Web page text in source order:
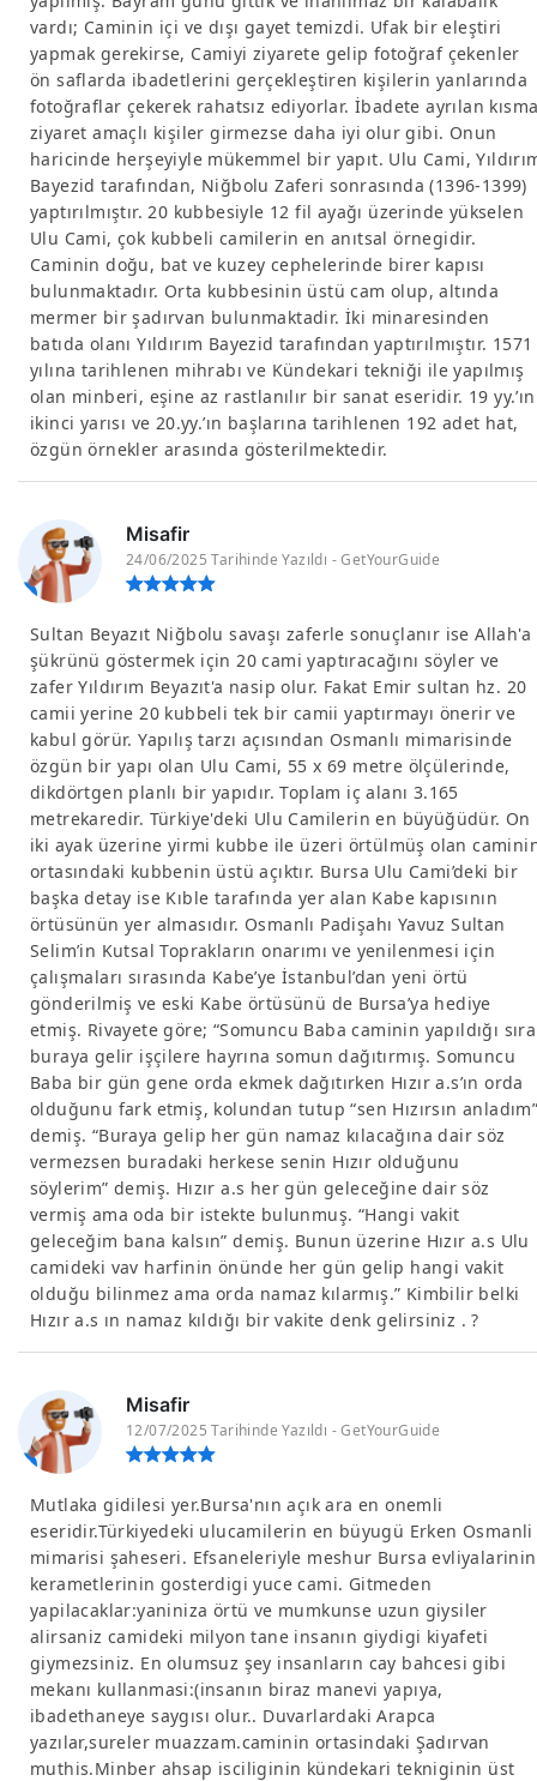
vardı; Caminin içi ve dışı gayet temizdi. Ufak bir eleştiri
yapmak gerekirse, Camiyi ziyarete gelip fotoğraf çekenler
ön saflarda ibadetlerini gerçekleştiren kişilerin yanlarında
fotoğraflar çekerek rahatsız ediyorlar. İbadete ayrılan
ziyaret amaçlı kişiler girmezse daha iyi olur gibi. Onun
haricinde herşeyiyle mükemmel bir yapıt. Ulu Cami,
Bayezid tarafından, Niğbolu Zaferi sonrasında (1396-1399)
yaptırılmıştır. 20 kubbesiyle 12 fil ayağı üzerinde yükselen
Ulu Cami, çok kubbeli camilerin en anıtsal örnegidir.
Caminin doğu, bat ve kuzey cephelerinde birer kapısı
bulunmaktadır. Orta kubbesinin üstü cam olup, altında
mermer bir şadırvan bulunmaktadir. İki minaresinden
batıda olanı Yıldırım Bayezid tarafından yaptırılmıştır. 1571
yılına tarihlenen mihrabı ve Kündekari tekniği ile yapılmış
olan minberi, eşine az rastlanılır bir sanat eseridir. 19 yy.’ın
ikinci yarısı ve 20.yy.’ın başlarına tarihlenen 192 adet hat,
özgün örnekler arasında gösterilmektedir.
Misafir
24/06/2025 Tarihinde Yazıldı - GetYourGuide
Sultan Beyazıt Niğbolu savaşı zaferle sonuçlanır ise Allah'a
şükrünü göstermek için 20 cami yaptıracağını söyler ve
zafer Yıldırım Beyazıt'a nasip olur. Fakat Emir sultan hz. 20
camii yerine 20 kubbeli tek bir camii yaptırmayı önerir ve
kabul görür. Yapılış tarzı açısından Osmanlı mimarisinde
özgün bir yapı olan Ulu Cami, 55 x 69 metre ölçülerinde,
dikdörtgen planlı bir yapıdır. Toplam iç alanı 3.165
metrekaredir. Türkiye'deki Ulu Camilerin en büyüğüdür. On
iki ayak üzerine yirmi kubbe ile üzeri örtülmüş olan
ortasındaki kubbenin üstü açıktır. Bursa Ulu Cami’deki bir
başka detay ise Kıble tarafında yer alan Kabe kapısının
örtüsünün yer almasıdır. Osmanlı Padişahı Yavuz Sultan
Selim’in Kutsal Toprakların onarımı ve yenilenmesi için
çalışmaları sırasında Kabe’ye İstanbul’dan yeni örtü
gönderilmiş ve eski Kabe örtüsünü de Bursa’ya hediye
etmiş. Rivayete göre; “Somuncu Baba caminin yapıldığı sıra
buraya gelir işçilere hayrına somun dağıtırmış. Somuncu
Baba bir gün gene orda ekmek dağıtırken Hızır a.s’ın orda
olduğunu fark etmiş, kolundan tutup “sen Hızırsın
demiş. “Buraya gelip her gün namaz kılacağına dair söz
vermezsen buradaki herkese senin Hızır olduğunu
söylerim” demiş. Hızır a.s her gün geleceğine dair söz
vermiş ama oda bir istekte bulunmuş. “Hangi vakit
geleceğim bana kalsın” demiş. Bunun üzerine Hızır a.s Ulu
camideki vav harfinin önünde her gün gelip hangi vakit
olduğu bilinmez ama orda namaz kılarmış.” Kimbilir belki
Hızır a.s ın namaz kıldığı bir vakite denk gelirsiniz . ?
Misafir
12/07/2025 Tarihinde Yazıldı - GetYourGuide
Mutlaka gidilesi yer.Bursa'nın açık ara en onemli
eseridir.Türkiyedeki ulucamilerin en büyugü Erken Osmanli
mimarisi şaheseri. Efsaneleriyle meshur Bursa evliyalarinin
kerametlerinin gosterdigi yuce cami. Gitmeden
yapilacaklar:yaniniza örtü ve mumkunse uzun giysiler
alirsaniz camideki milyon tane insanın giydigi kiyafeti
giymezsiniz. En olumsuz şey insanların cay bahcesi gibi
mekanı kullanmasi:(insanın biraz manevi yapıya,
ibadethaneye saygısı olur.. Duvarlardaki Arapca
yazılar,sureler muazzam.caminin ortasindaki Şadırvan
muthis.Minber ahsap isciliginin kündekari tekniginin üst